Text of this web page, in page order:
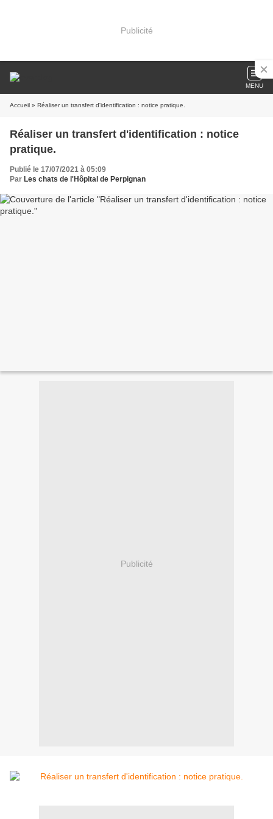
Publicité
MENU
Accueil » Réaliser un transfert d'identification : notice pratique.
Réaliser un transfert d'identification : notice
pratique.
Publié le 17/07/2021 à 05:09
Par Les chats de l'Hôpital de Perpignan
Publicité